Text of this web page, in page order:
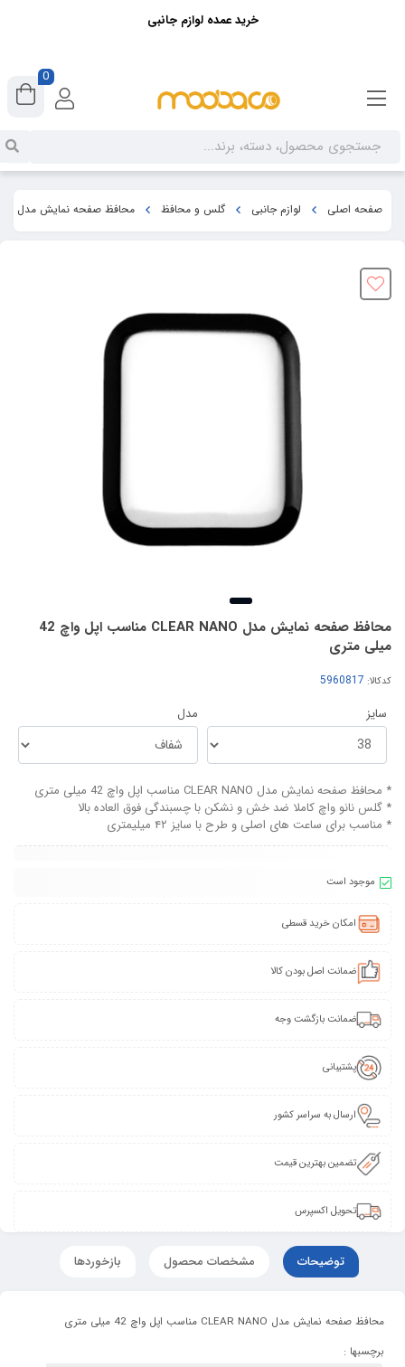
صفحه اصلی لوازم جانبی گلس و محافظ محافظ صفحه نمایش مدل CLEAR NANO مناسب اپل واچ 42 میلی متری
محافظ صفحه نمایش مدل CLEAR NANO مناسب اپل واچ 42
میلی متری
کدکالا:
سایز مدل
* محافظ صفحه نمایش مدل CLEAR NANO مناسب اپل واچ 42 میلی متری
* گلس نانو واچ کاملا ضد خش و نشکن با چسبندگی فوق العاده بالا
* مناسب برای ساعت های اصلی و طرح با سایز ۴۲ میلیمتری
موجود است
امکان خرید قسطی
ضمانت اصل بودن کالا
ضمانت بازگشت وجه
پشتیبانی
ارسال به سراسر کشور
تضمین بهترین قیمت
تحویل اکسپرس
توضیحات مشخصات محصول بازخوردها
محافظ صفحه نمایش مدل CLEAR NANO مناسب اپل واچ 42 میلی متری
برچسبها :
خرید عمده لوازم جانبی
0